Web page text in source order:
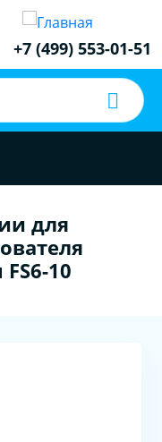
+7 (499) 553-01-51
для
10